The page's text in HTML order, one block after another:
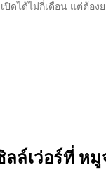
ดได้ไม่กี่เดือน แต่ต้อง
ล์เว่อร์ที่ ห